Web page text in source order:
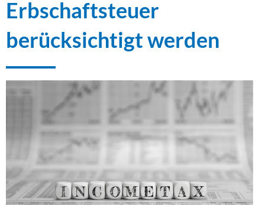
Erbschaftsteuer
berücksichtigt werden